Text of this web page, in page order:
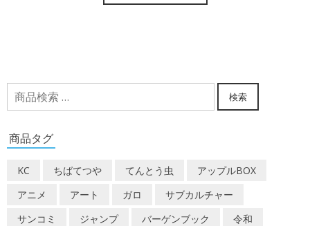
検
索
象:
検索
商品タグ
KC ちばてつや てんとう虫
アップルBOX
アニメ
アート ガロ
サブカルチャー
サンコミ
ジャンプ バーゲンブック
令和